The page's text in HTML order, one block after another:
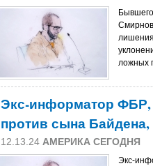
ложных
Экс-информатор ФБР,
против сына
12.13.24 АМЕРИКА СЕГОДНЯ
Экс-